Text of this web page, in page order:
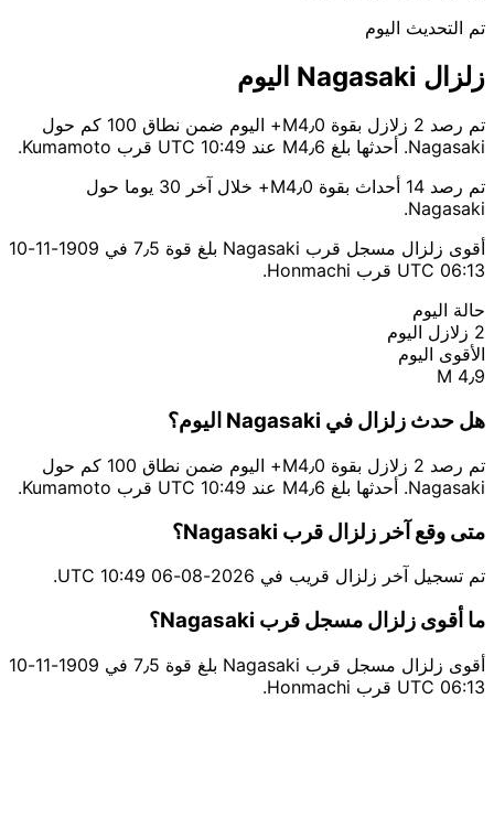
تم التحديث اليوم
زلزال Nagasaki اليوم
تم رصد 2 زلازل بقوة M4٫0+ اليوم ضمن نطاق 100 كم حول
Nagasaki. أحدثها بلغ M4٫6 عند 10:49 UTC قرب Kumamoto.
تم رصد 14 أحداث بقوة M4٫0+ خلال آخر 30 يوما حول
Nagasaki.
أقوى زلزال مسجل قرب Nagasaki بلغ قوة 7٫5 في 1909-11-10
06:13 UTC قرب Honmachi.
حالة اليوم
2 زلازل اليوم
الأقوى اليوم
M 4٫9
هل حدث زلزال في Nagasaki اليوم؟
تم رصد 2 زلازل بقوة M4٫0+ اليوم ضمن نطاق 100 كم حول
Nagasaki. أحدثها بلغ M4٫6 عند 10:49 UTC قرب Kumamoto.
متى وقع آخر زلزال قرب Nagasaki؟
تم تسجيل آخر زلزال قريب في 2026-08-06 10:49 UTC.
ما أقوى زلزال مسجل قرب Nagasaki؟
أقوى زلزال مسجل قرب Nagasaki بلغ قوة 7٫5 في 1909-11-10
06:13 UTC قرب Honmachi.